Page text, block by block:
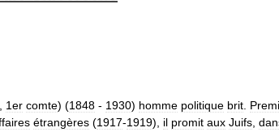
1er comte) (1848 - 1930) homme politique brit
étrangères (1917-1919), il promit aux Juifs